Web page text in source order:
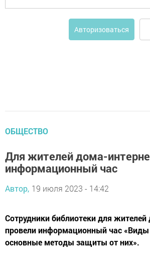
Авторизоваться
ОБЩЕСТВО
Для жителей дома-
информационный час
Автор, 19 июля 2023 - 14:42
Сотрудники библиотеки для жителей
провели информационный час «Виды
основные методы защиты от них».